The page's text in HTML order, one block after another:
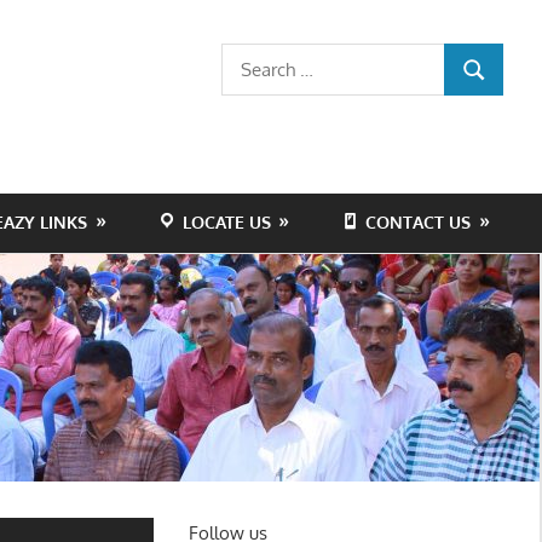
Search
for:
SEARCH
LINKS LOCATE US CONTACT US
Follow us